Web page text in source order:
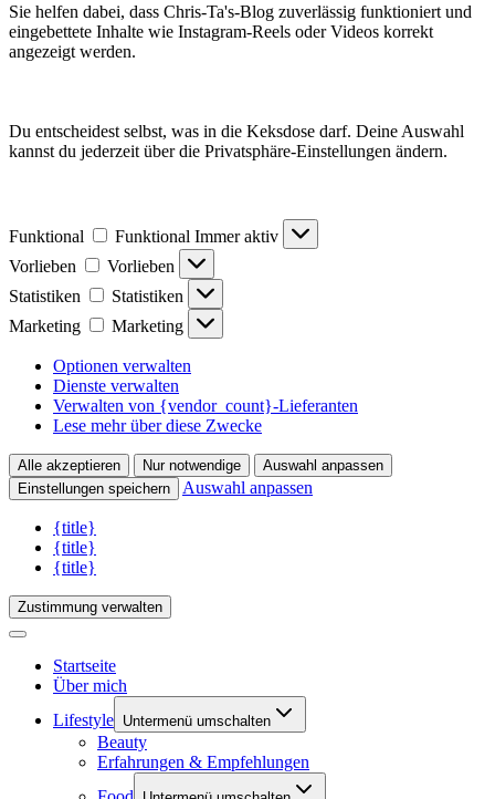
Sie helfen dabei, dass Chris-Ta's-Blog zuverlässig funktioniert und
eingebettete Inhalte wie Instagram-Reels oder Videos korrekt
angezeigt werden.
Du entscheidest selbst, was in die Keksdose darf. Deine Auswahl
kannst du jederzeit über die Privatsphäre-Einstellungen ändern.
Funktional Funktional Immer aktiv
Vorlieben
Vorlieben
Statistiken
Statistiken
Marketing
Marketing
Optionen verwalten
Dienste verwalten
Verwalten von {vendor_count}-Lieferanten
Lese mehr über diese Zwecke
Alle akzeptieren Nur notwendige
Auswahl anpassen
Einstellungen speichern
Auswahl anpassen
{title}
{title}
{title}
Zustimmung verwalten
Startseite
Über mich
Lifestyle Untermenü umschalten
Beauty
Erfahrungen & Empfehlungen